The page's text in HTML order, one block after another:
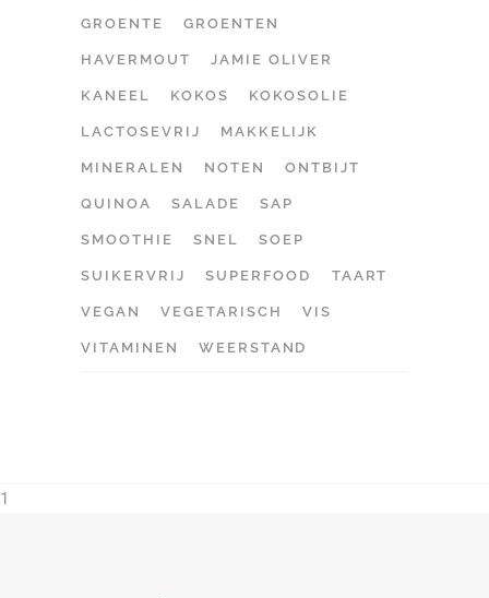
GROENTE GROENTEN
HAVERMOUT JAMIE OLIVER
KANEEL KOKOS KOKOSOLIE
LACTOSEVRIJ MAKKELIJK
MINERALEN NOTEN ONTBIJT
QUINOA SALADE SAP
SMOOTHIE SNEL SOEP
SUIKERVRIJ SUPERFOOD TAART
VEGAN VEGETARISCH VIS
VITAMINEN WEERSTAND
1